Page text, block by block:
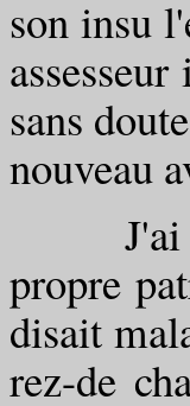
son insu
sans
nouveau
J'ai
propre
disait
rez-de